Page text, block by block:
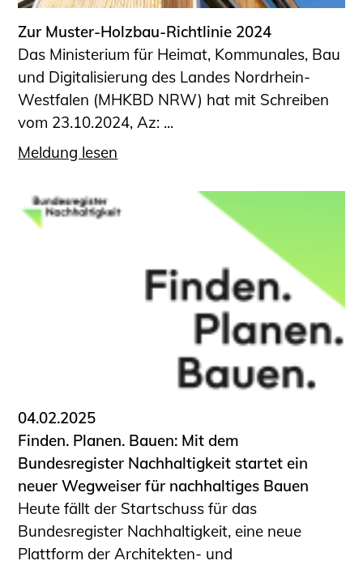
Zur Muster-Holzbau-Richtlinie 2024
Das Ministerium für Heimat, Kommunales, Bau
und Digitalisierung des Landes Nordrhein-
Westfalen (MHKBD NRW) hat mit Schreiben
vom 23.10.2024, Az: ...
Meldung lesen
04.02.2025
Finden. Planen. Bauen: Mit dem
Bundesregister Nachhaltigkeit startet ein
neuer Wegweiser für nachhaltiges Bauen
Heute fällt der Startschuss für das
Bundesregister Nachhaltigkeit, eine neue
Plattform der Architekten- und